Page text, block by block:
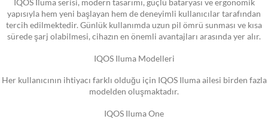
yapısıyla hem yeni başlayan hem de deneyimli kullanıcılar tarafından
tercih edilmektedir. Günlük kullanımda uzun pil ömrü sunması ve kısa
sürede şarj olabilmesi, cihazın en önemli avantajları arasında yer alır.
IQOS Iluma Modelleri
Her kullanıcının ihtiyacı farklı olduğu için IQOS Iluma ailesi birden fazla
modelden oluşmaktadır.
IQOS Iluma One